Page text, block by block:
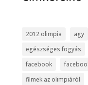
2012 olimpia agy
egészséges fogyás
facebook
filmek az olimpiáról